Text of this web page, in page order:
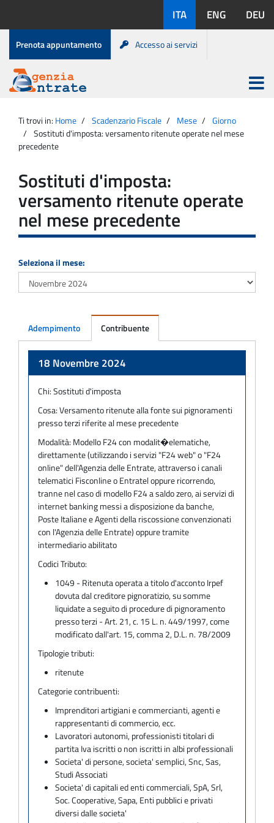
contenuto
disponibili:
ITA ENG DEU
Menu
di
servizio
Prenota appuntamento Accesso ai servizi
Agenzia
Entrate
Apri
menu
principale
Ti trovi in: Home Scadenzario Fiscale Mese
Giorno
Sostituti d'imposta: versamento ritenute operate nel mese
precedente
Sostituti d'imposta:
versamento ritenute operate
nel mese precedente
Seleziona il mese:
Adempimento Contribuente
18 Novembre 2024
Chi:Sostituti d'imposta
Cosa:Versamento ritenute alla fonte sui pignoramenti
presso terzi riferite al mese precedente
Modalità: Modello F24 con modalit�elematiche,
direttamente (utilizzando i servizi "F24 web" o "F24
online" dell'Agenzia delle Entrate, attraverso i canali
telematici Fisconline o Entratel oppure ricorrendo,
tranne nel caso di modello F24 a saldo zero, ai servizi di
internet banking messi a disposizione da banche,
Poste Italiane e Agenti della riscossione convenzionati
con l'Agenzia delle Entrate) oppure tramite
intermediario abilitato
Codici Tributo:
1049 - Ritenuta operata a titolo d'acconto Irpef
dovuta dal creditore pignoratizio, su somme
liquidate a seguito di procedure di pignoramento
presso terzi - Art. 21, c. 15 L. n. 449/1997, come
modificato dall'art. 15, comma 2, D.L. n. 78/2009
Tipologie tributi:
ritenute
Categorie contribuenti:
Imprenditori artigiani e commercianti, agenti e
rappresentanti di commercio, ecc.
Lavoratori autonomi, professionisti titolari di
partita Iva iscritti o non iscritti in albi professionali
Societa' di persone, societa' semplici, Snc, Sas,
Studi Associati
Societa' di capitali ed enti commerciali, SpA, Srl,
Soc. Cooperative, Sapa, Enti pubblici e privati
diversi dalle societa'